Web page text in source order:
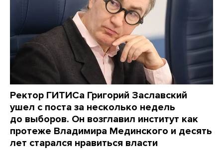
Ректор ГИТИСа Григорий Заславский
ушел с поста за несколько недель
до выборов. Он возглавил институт как
протеже Владимира Мединского и десять
лет старался нравиться власти